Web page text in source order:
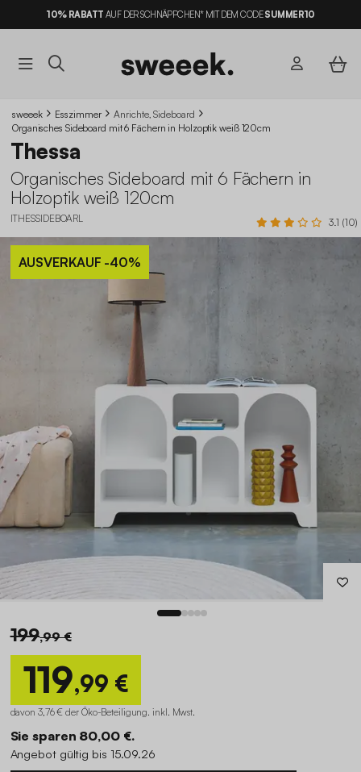
10% RABATT AUF DER SCHNÄPPCHEN* MIT DEM CODESUMMER10
sweeek Esszimmer
Anrichte, Sideboard
Organisches Sideboard mit 6 Fächern in Holzoptik weiß 120cm
Thessa
Organisches Sideboard mit 6 Fächern in
Holzoptik weiß 120cm
ITHESSIDEBOARL 3.1 (10)
AUSVERKAUF -40%
199,99 €
119,99 €
davon 3,76 € der Öko-Beteiligung. inkl. Mwst.
Sie sparen 80,00 €.
Angebot gültig bis 15.09.26